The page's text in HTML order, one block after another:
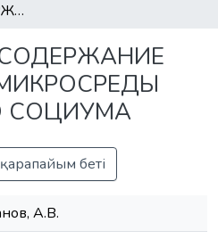
СУЩНОСТЬ И СОДЕРЖАНИЕ ПЕДАГОГИКИ МИКРОСРЕДЫ БЛИЖАЙШЕГО СОЦИУМА
СОЦИУМА
беті
А.В.